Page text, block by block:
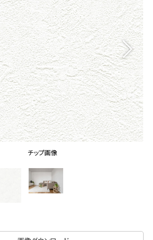
せ替えシミュレーション
お問い合わせ（ビジネスのお客様）
お問い合わせ
チップ画像